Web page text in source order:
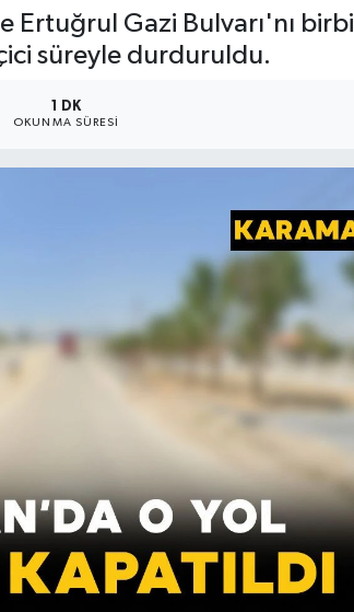
Ertuğrul Gazi Bulvarı'nı
süreyle durduruldu.
1 DK
OKUNMA SÜRESI